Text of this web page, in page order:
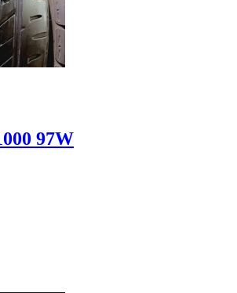
97W